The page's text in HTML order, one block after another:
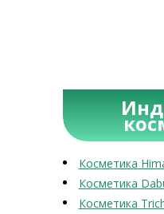
Косметика
Косметика
Косметика